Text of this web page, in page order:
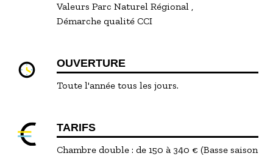
Valeurs Parc Naturel Régional
Démarche qualité CCI
OUVERTURE
Toute l'année tous les jours.
TARIFS
Chambre double : de 150 à 340 € (Basse saison